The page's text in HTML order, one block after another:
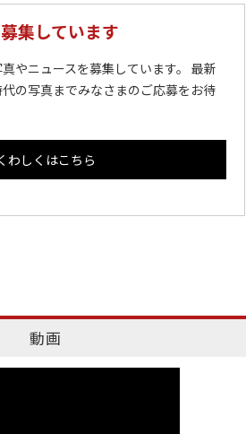
集しています
やニュースを募集しています。 最新
の写真までみなさまのご応募をお待
わしくはこちら
動画